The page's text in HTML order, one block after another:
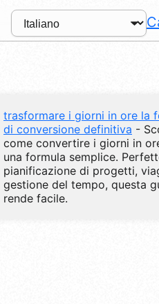
trasformare i giorni in ore la
di conversione definitiva -
come convertire i giorni in
una formula semplice.
pianificazione di progetti,
gestione del tempo, questa
rende facile.